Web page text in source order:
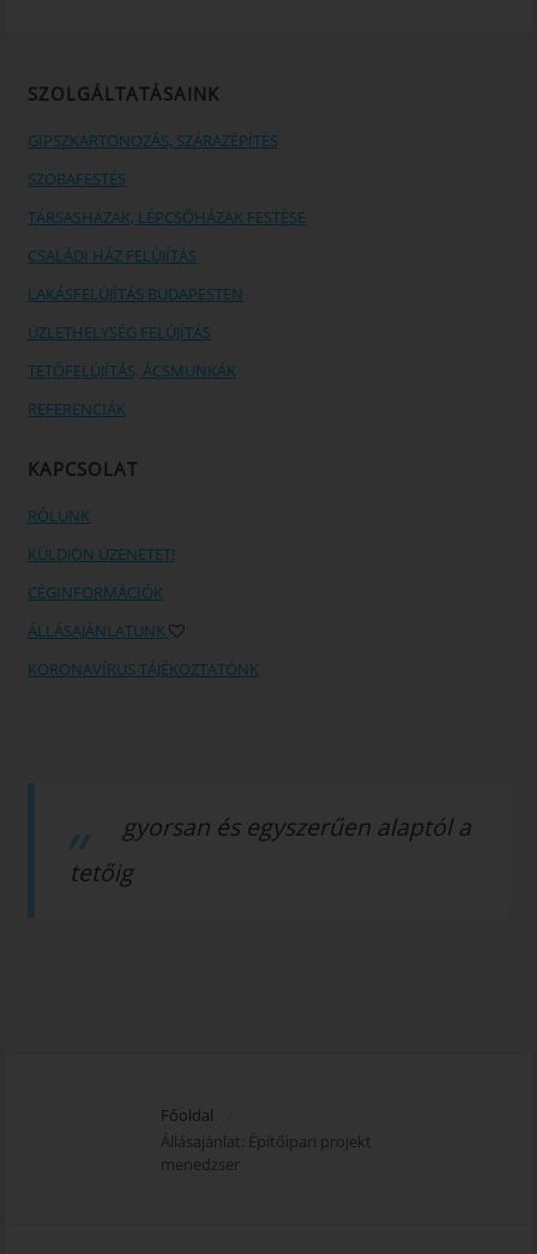
SZOLGÁLTATÁSAINK
GIPSZKARTONOZÁS, SZÁRAZÉPÍTÉS
SZOBAFESTÉS
TÁRSASHÁZAK, LÉPCSŐHÁZAK FESTÉSE
CSALÁDI HÁZ FELÚJÍTÁS
LAKÁSFELÚJÍTÁS BUDAPESTEN
ÜZLETHELYSÉG FELÚJÍTÁS
TETŐFELÚJÍTÁS, ÁCSMUNKÁK
REFERENCIÁK
KAPCSOLAT
RÓLUNK
KÜLDJÖN ÜZENETET!
CÉGINFORMÁCIÓK
ÁLLÁSAJÁNLATUNK
KORONAVÍRUS TÁJÉKOZTATÓNK
gyorsan és egyszerűen alaptól a
tetőig
Főoldal
Állásajánlat: Építőipari projekt
menedzser